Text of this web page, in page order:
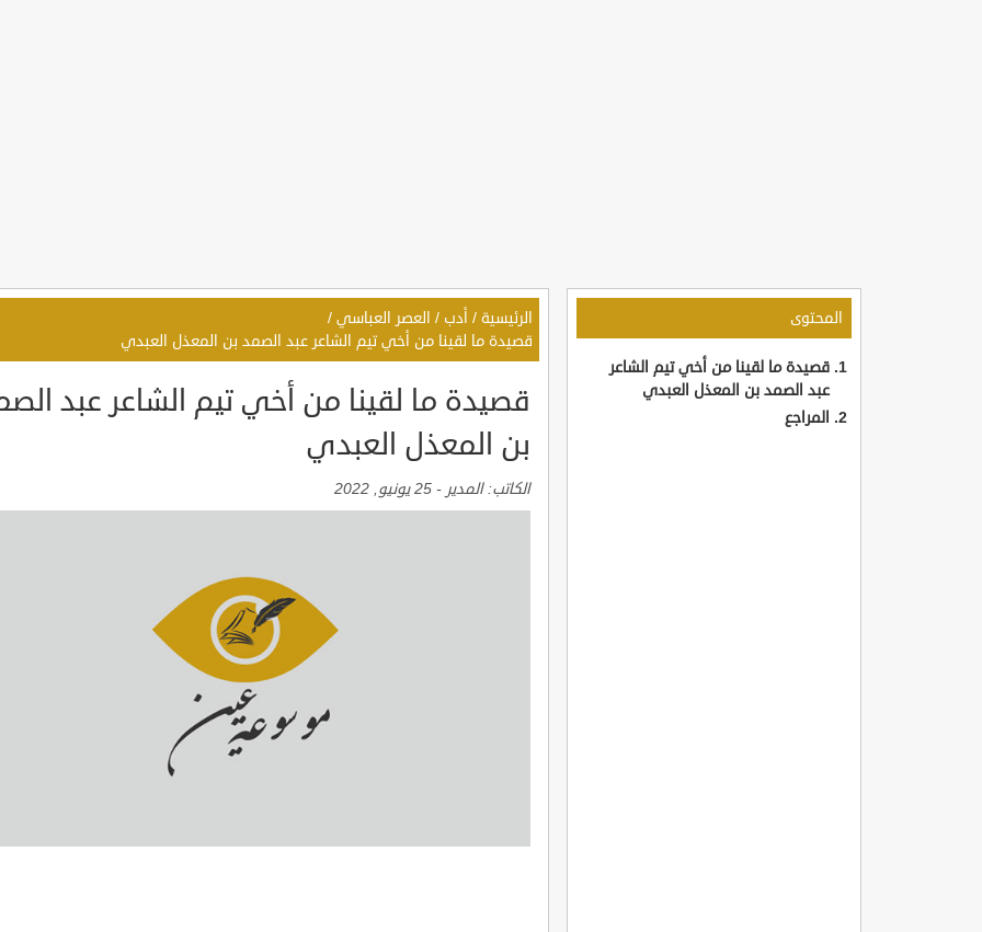
المحتوى
قصيدة ما لقينا من أخي تيم الشاعر
عبد الصمد بن المعذل العبدي
المراجع
الرئيسية / أدب / العصر العباسي /
قصيدة ما لقينا من أخي تيم الشاعر عبد الصمد بن المعذل العبدي
قصيدة ما لقينا من أخي تيم الشاعر عبد
بن المعذل العبدي
الكاتب:المدير - 25 يونيو, 2022